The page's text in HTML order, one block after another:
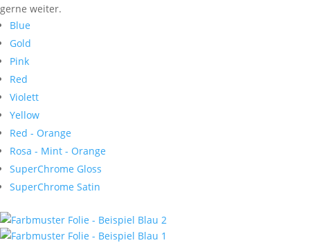
gerne weiter.
Blue
Gold
Pink
Red
Violett
Yellow
Red - Orange
Rosa - Mint - Orange
SuperChrome Gloss
SuperChrome Satin